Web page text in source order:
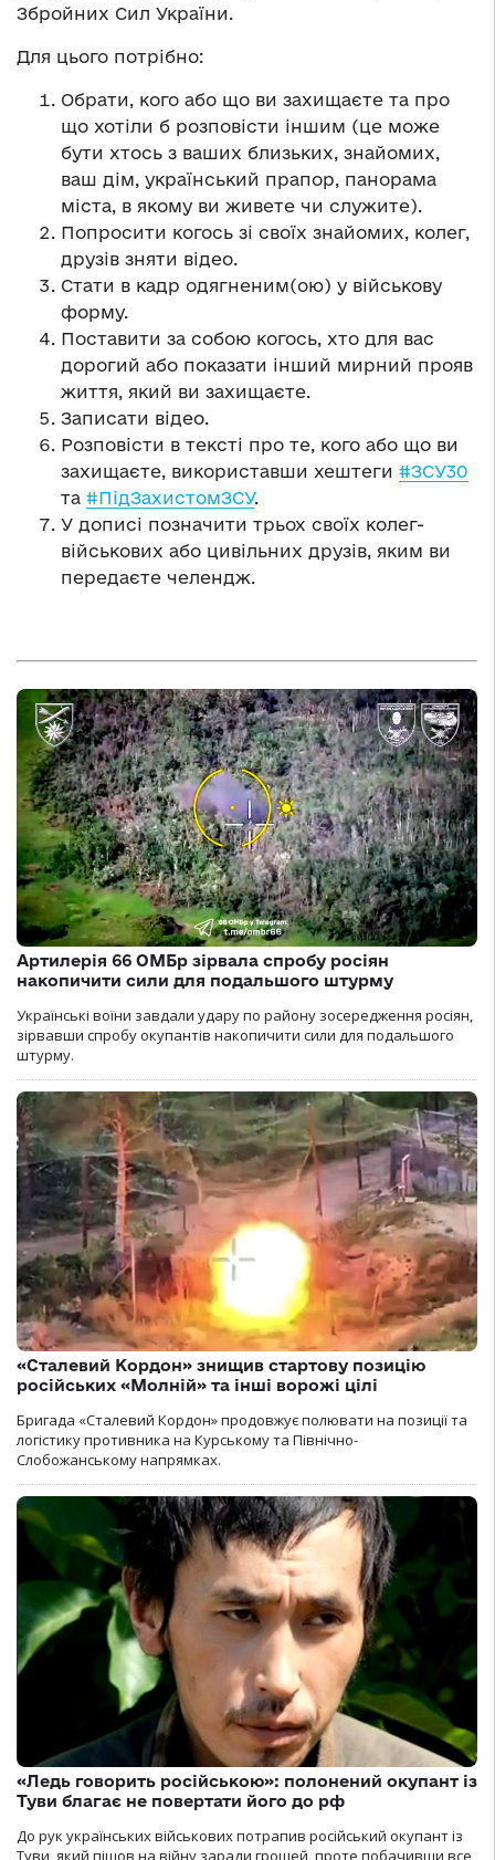
Збройних Сил України.
Для цього потрібно:
Обрати, кого або що ви захищаєте та про
що хотіли б розповісти іншим (це може
бути хтось з ваших близьких, знайомих,
ваш дім, український прапор, панорама
міста, в якому ви живете чи служите).
Попросити когось зі своїх знайомих, колег,
друзів зняти відео.
Стати в кадр одягненим(ою) у військову
форму.
Поставити за собою когось, хто для вас
дорогий або показати інший мирний прояв
життя, який ви захищаєте.
Записати відео.
Розповісти в тексті про те, кого або що ви
захищаєте, використавши хештеги #ЗСУ30
та #ПідЗахистомЗСУ.
У дописі позначити трьох своїх колег-
військових або цивільних друзів, яким ви
передаєте челендж.
Артилерія 66 ОМБр зірвала спробу росіян
накопичити сили для подальшого штурму
Українські воїни завдали удару по району зосередження росіян,
зірвавши спробу окупантів накопичити сили для подальшого
штурму.
«Сталевий Кордон» знищив стартову позицію
російських «Молній» та інші ворожі цілі
Бригада «Сталевий Кордон» продовжує полювати на позиції та
логістику противника на Курському та Північно-
Слобожанському напрямках.
«Ледь говорить російською»: полонений окупант із
Туви благає не повертати його до рф
До рук українських військових потрапив російський окупант із
Туви, який пішов на війну заради грошей, проте побачивши все